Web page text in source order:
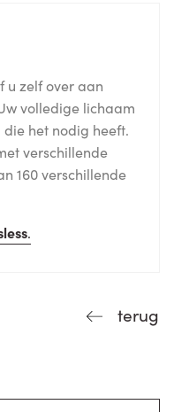
u zelf over aan
volledige lichaam
het nodig heeft.
verschillende
160 verschillende
.
terug